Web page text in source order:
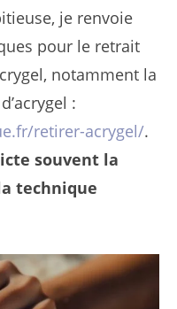
je renvoie
pour le retrait
notamment la
:
retirer-acrygel/.
souvent la
technique